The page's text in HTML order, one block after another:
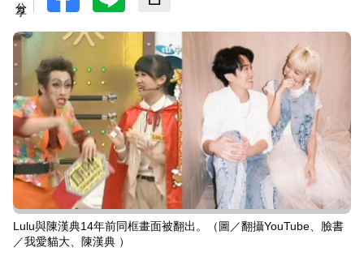
Lulu與陳漢典14年前同框畫面被翻出。（圖／翻攝YouTube、臉書
／我愛貓大、陳漢典 ）